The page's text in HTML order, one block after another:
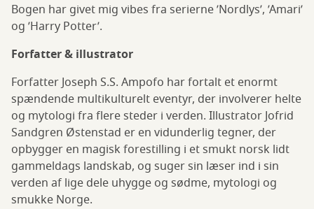
Bogen har givet mig vibes fra serierne ’Nordlys’, ’Amari’
og ’Harry Potter’.
Forfatter & illustrator
Forfatter Joseph S.S. Ampofo har fortalt et enormt
spændende multikulturelt eventyr, der involverer helte
og mytologi fra flere steder i verden. Illustrator Jofrid
Sandgren Østenstad er en vidunderlig tegner, der
opbygger en magisk forestilling i et smukt norsk lidt
gammeldags landskab, og suger sin læser ind i sin
verden af lige dele uhygge og sødme, mytologi og
smukke Norge.